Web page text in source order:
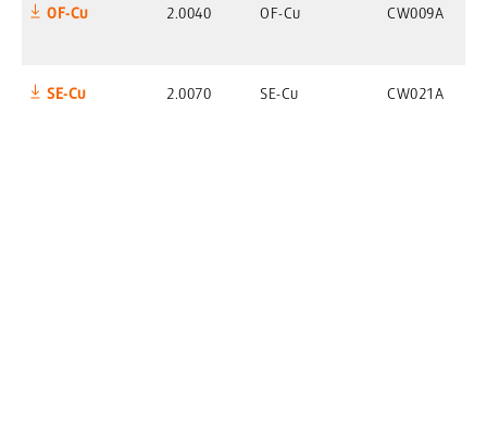
OF-Cu 2.0040 OF-Cu CW009A
SE-Cu 2.0070 SE-Cu CW021A